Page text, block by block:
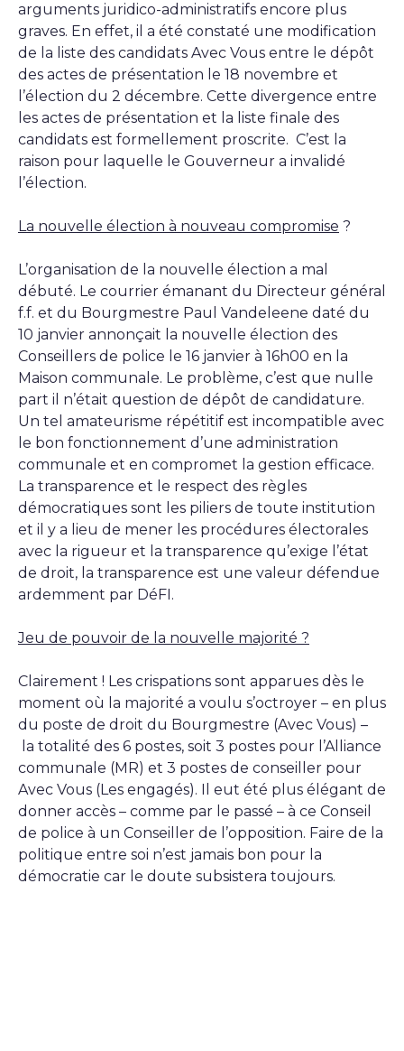
arguments juridico-administratifs encore plus
graves. En effet, il a été constaté une modification
de la liste des candidats Avec Vous entre le dépôt
des actes de présentation le 18 novembre et
l’élection du 2 décembre. Cette divergence entre
les actes de présentation et la liste finale des
candidats est formellement proscrite. C’est la
raison pour laquelle le Gouverneur a invalidé
l’élection.
La nouvelle élection à nouveau compromise ?
L’organisation de la nouvelle élection a mal
débuté. Le courrier émanant du Directeur général
f.f. et du Bourgmestre Paul Vandeleene daté du
10 janvier annonçait la nouvelle élection des
Conseillers de police le 16 janvier à 16h00 en la
Maison communale. Le problème, c’est que nulle
part il n’était question de dépôt de candidature.
Un tel amateurisme répétitif est incompatible avec
le bon fonctionnement d’une administration
communale et en compromet la gestion efficace.
La transparence et le respect des règles
démocratiques sont les piliers de toute institution
et il y a lieu de mener les procédures électorales
avec la rigueur et la transparence qu’exige l’état
de droit, la transparence est une valeur défendue
ardemment par DéFI.
Jeu de pouvoir de la nouvelle majorité ?
Clairement ! Les crispations sont apparues dès le
moment où la majorité a voulu s’octroyer – en plus
du poste de droit du Bourgmestre (Avec Vous) –
la totalité des 6 postes, soit 3 postes pour l’Alliance
communale (MR) et 3 postes de conseiller pour
Avec Vous (Les engagés). Il eut été plus élégant de
donner accès – comme par le passé – à ce Conseil
de police à un Conseiller de l’opposition. Faire de la
politique entre soi n’est jamais bon pour la
démocratie car le doute subsistera toujours.